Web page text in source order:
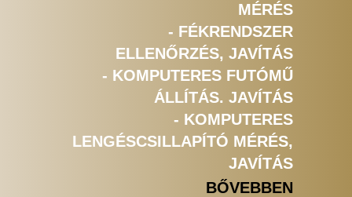
MÉRÉS
- FÉKRENDSZER
ELLENŐRZÉS, JAVÍTÁS
- KOMPUTERES FUTÓMŰ
ÁLLÍTÁS. JAVÍTÁS
- KOMPUTERES
LENGÉSCSILLAPÍTÓ MÉRÉS,
JAVÍTÁS
BŐVEBBEN